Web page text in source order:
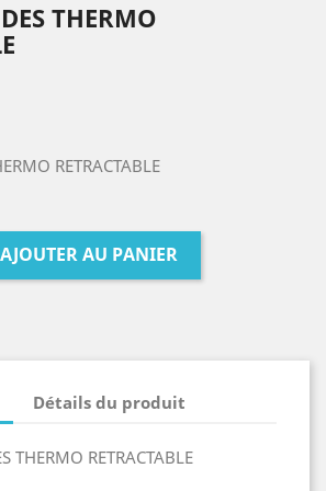
THERMO
RETRACTABLE
AJOUTER AU PANIER
Détails du produit
THERMO RETRACTABLE